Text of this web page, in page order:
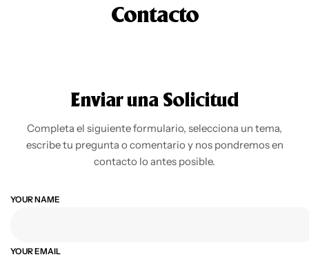
Contacto
Enviar una Solicitud
Completa el siguiente formulario, selecciona un tema,
escribe tu pregunta o comentario y nos pondremos en
contacto lo antes posible.
YOUR NAME
YOUR EMAIL